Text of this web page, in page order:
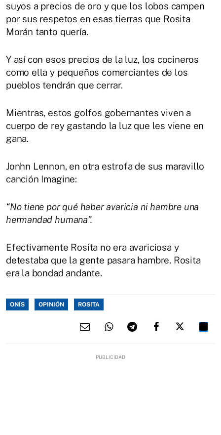
suyos a precios de oro y que los lobos campen
por sus respetos en esas tierras que Rosita
Morán tanto quería.
Y así con esos precios de la luz, los cocineros
como ella y pequeños comerciantes de los
pueblos tendrán que cerrar.
Mientras, estos golfos gobernantes viven a
cuerpo de rey gastando la luz que les viene en
gana.
Jonhn Lennon, en otra estrofa de sus maravillo
canción Imagine:
“No tiene por qué haber avaricia ni hambre una
hermandad humana”.
Efectivamente Rosita no era avariciosa y
detestaba que la gente pasara hambre. Rosita
era la bondad andante.
ONÍS OPINIÓN ROSITA